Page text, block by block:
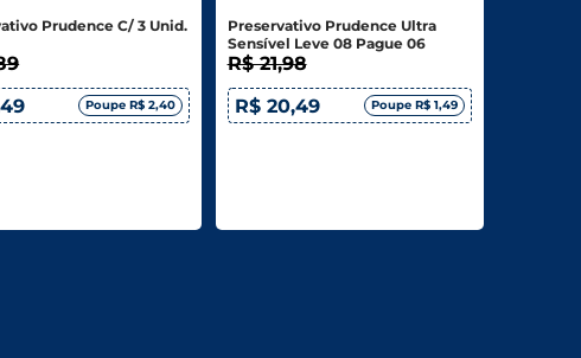
Prudence C/ 3 Unid.
Poupe R$ 2,40
Preservativo Prudence Ultra
Sensível Leve 08 Pague 06
R$ 21,98
R$ 20,49
Poupe R$ 1,49